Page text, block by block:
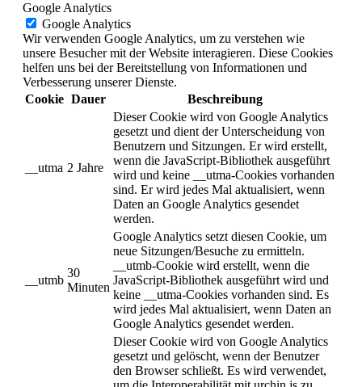
Google Analytics
Google Analytics
Wir verwenden Google Analytics, um zu verstehen wie
unsere Besucher mit der Website interagieren. Diese Cookies
helfen uns bei der Bereitstellung von Informationen und
Verbesserung unserer Dienste.
Cookie Dauer Beschreibung
__utma 2 Jahre
Dieser Cookie wird von Google Analytics
gesetzt und dient der Unterscheidung von
Benutzern und Sitzungen. Er wird erstellt,
wenn die JavaScript-Bibliothek ausgeführt
wird und keine __utma-Cookies vorhanden
sind. Er wird jedes Mal aktualisiert, wenn
Daten an Google Analytics gesendet
werden.
__utmb
30
Minuten
Google Analytics setzt diesen Cookie, um
neue Sitzungen/Besuche zu ermitteln.
__utmb-Cookie wird erstellt, wenn die
JavaScript-Bibliothek ausgeführt wird und
keine __utma-Cookies vorhanden sind. Es
wird jedes Mal aktualisiert, wenn Daten an
Google Analytics gesendet werden.
Dieser Cookie wird von Google Analytics
gesetzt und gelöscht, wenn der Benutzer
den Browser schließt. Es wird verwendet,